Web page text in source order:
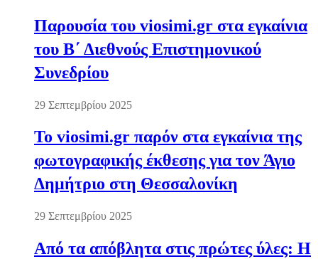
Παρουσία του viosimi.gr στα εγκαίνια
του Β΄ Διεθνούς Επιστημονικού
Συνεδρίου
29 Σεπτεμβρίου 2025
Το viosimi.gr παρόν στα εγκαίνια της
φωτογραφικής έκθεσης για τον Άγιο
Δημήτριο στη Θεσσαλονίκη
29 Σεπτεμβρίου 2025
Από τα απόβλητα στις πρώτες ύλες: Η